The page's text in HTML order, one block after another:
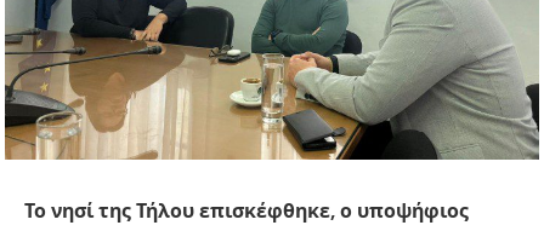
Το νησί της Τήλου επισκέφθηκε, ο υποψήφιος